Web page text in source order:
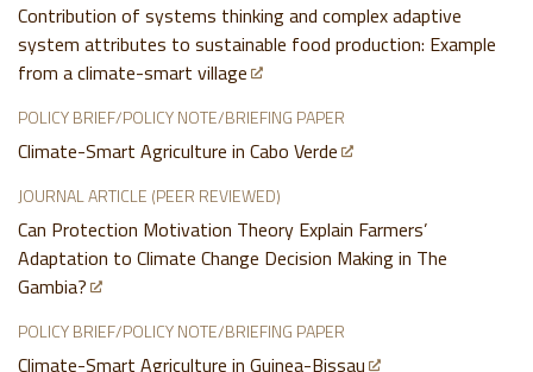
Contribution of systems thinking and complex adaptive
system attributes to sustainable food production: Example
from a climate-smart village
POLICY BRIEF/POLICY NOTE/BRIEFING PAPER
Climate-Smart Agriculture in Cabo Verde
JOURNAL ARTICLE (PEER REVIEWED)
Can Protection Motivation Theory Explain Farmers’
Adaptation to Climate Change Decision Making in The
Gambia?
POLICY BRIEF/POLICY NOTE/BRIEFING PAPER
Climate-Smart Agriculture in Guinea-Bissau